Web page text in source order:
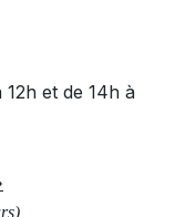
et de 14h à